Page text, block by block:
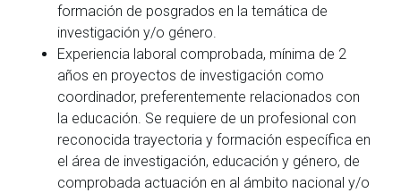
formación de posgrados en la temática de
investigación y/o género.
Experiencia laboral comprobada, mínima de 2
años en proyectos de investigación como
coordinador, preferentemente relacionados con
la educación. Se requiere de un profesional con
reconocida trayectoria y formación específica en
el área de investigación, educación y género, de
comprobada actuación en al ámbito nacional y/o